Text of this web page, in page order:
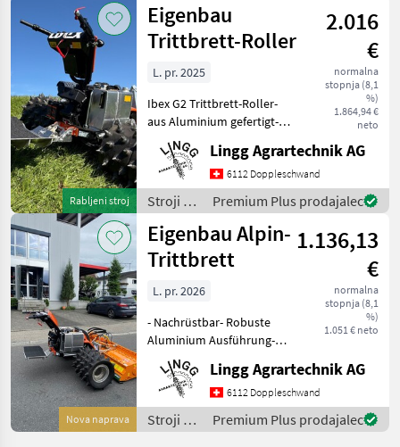
Kategorija 4 Država
TRENUTNA
POT
Kmetijska
tehnika
Stroji Z
Motorji
Motorna
Kosilnica
Prekopalnik
Eigenbau
IZBERITE
KATEGORIJO
Eigenbau
Aebi
Reform
Ponastavi
Prikaži 2
rezultatov
Rabljeni stroj
Eigenbau
Trittbrett-Roller
2.016
€
normalna
stopnja (8,1
%)
1.864,94 €
neto
L. pr. 2025
Ibex G2 Trittbrett-Roller-
aus Aluminium gefertigt-
gefedert- Anti-
Rutschbeschichtung-
Lenkgabel aus Chromstahl
gefertigt- Luftpneurad mit
Stahlfelge, Radtraglast 42
Lingg Agrartechnik AG
6112 Doppleschwand
Stroji z
motorji /
Eigenbau
Premium Plus prodajalec
Nova naprava
Eigenbau Alpin-
Trittbrett
1.136,13
€
normalna
stopnja (8,1
%)
1.051 € neto
L. pr. 2026
- Nachrüstbar- Robuste
Aluminium Ausführung-
Vibrationsdämpfung-
Höhere Flächenleistung
durch höhere
Fahrgeschwindigkeiten-
Körperliche Entlastung-
Lingg Agrartechnik AG
6112 Doppleschwand
Stroji z
motorji /
Premium Plus prodajalec